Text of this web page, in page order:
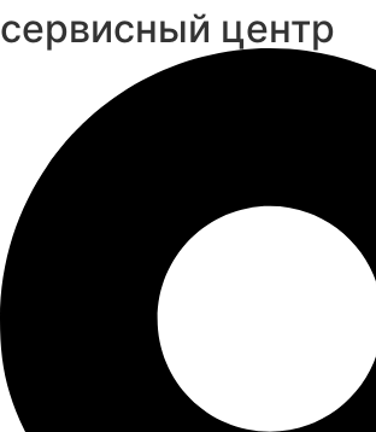
cервисный центр